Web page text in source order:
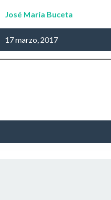
José Maria Buceta
17 marzo, 2017